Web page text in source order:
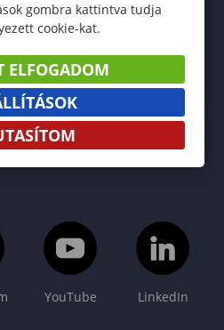
YouTube LinkedIn
gombra kattintva tudja
cookie-kat.
ELFOGADOM